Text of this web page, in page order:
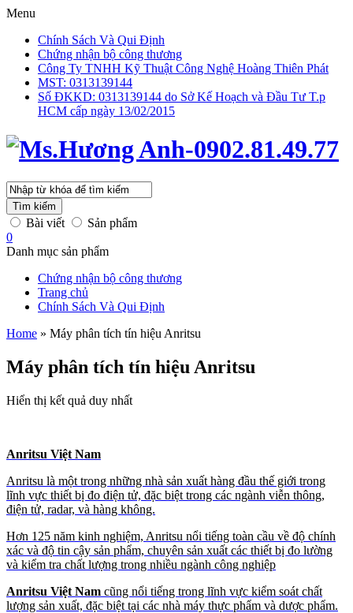
Menu
Chính Sách Và Qui Định
Chứng nhận bộ công thương
Công Ty TNHH Kỹ Thuật Công Nghệ Hoàng Thiên Phát
MST: 0313139144
Số ĐKKD: 0313139144 do Sở Kế Hoạch và Đầu Tư T.p
HCM cấp ngày 13/02/2015
Tìm kiếm
Bài viết
Sản phẩm
0
Danh mục sản phẩm
Chứng nhận bộ công thương
Trang chủ
Chính Sách Và Qui Định
Home » Máy phân tích tín hiệu Anritsu
Máy phân tích tín hiệu Anritsu
Hiển thị kết quả duy nhất
Anritsu Việt Nam
Anritsu là một trong những nhà sản xuất hàng đầu thế giới trong
lĩnh vực thiết bị đo điện tử, đặc biệt trong các ngành viễn thông,
điện tử, radar, và hàng không.
Hơn 125 năm kinh nghiệm, Anritsu nổi tiếng toàn cầu về độ chính
xác và độ tin cậy sản phẩm, chuyên sản xuất các thiết bị đo lường
và kiểm tra chất lượng trong nhiều ngành công nghiệp
Anritsu Việt Nam cũng nổi tiếng trong lĩnh vực kiểm soát chất
lượng sản xuất, đặc biệt tại các nhà máy thực phẩm và dược phẩm.